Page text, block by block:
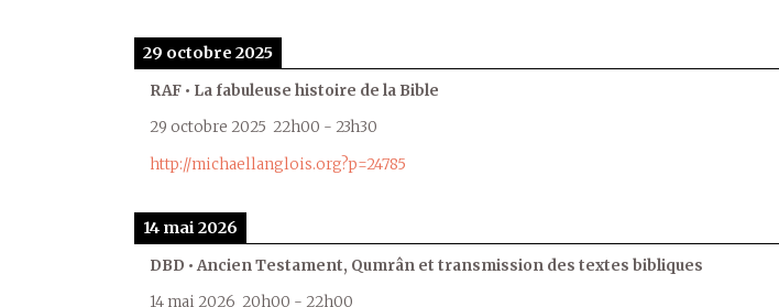
29 octobre 2025
RAF • La fabuleuse histoire de la Bible
29 octobre 2025 22h00 - 23h30
http://michaellanglois.org?p=24785
14 mai 2026
DBD • Ancien Testament, Qumrân et transmission des textes bibliques
14 mai 2026 20h00 - 22h00